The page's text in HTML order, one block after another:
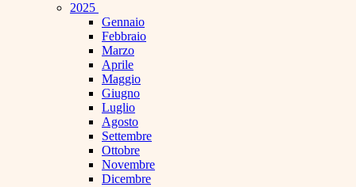
2025
Gennaio
Febbraio
Marzo
Aprile
Maggio
Giugno
Luglio
Agosto
Settembre
Ottobre
Novembre
Dicembre